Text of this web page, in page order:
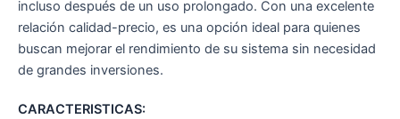
incluso después de un uso prolongado. Con una excelente
relación calidad-precio, es una opción ideal para quienes
buscan mejorar el rendimiento de su sistema sin necesidad
de grandes inversiones.
CARACTERISTICAS: